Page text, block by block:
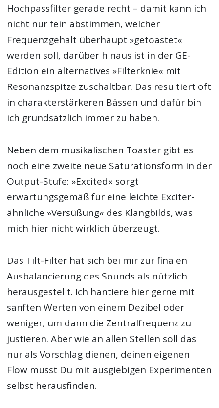
Hochpassfilter gerade recht – damit kann ich
nicht nur fein abstimmen, welcher
Frequenzgehalt überhaupt »getoastet«
werden soll, darüber hinaus ist in der GE-
Edition ein alternatives »Filterknie« mit
Resonanzspitze zuschaltbar. Das resultiert oft
in charakterstärkeren Bässen und dafür bin
ich grundsätzlich immer zu haben.
Neben dem musikalischen Toaster gibt es
noch eine zweite neue Saturationsform in der
Output-Stufe: »Excited« sorgt
erwartungsgemäß für eine leichte Exciter-
ähnliche »Versüßung« des Klangbilds, was
mich hier nicht wirklich überzeugt.
Das Tilt-Filter hat sich bei mir zur finalen
Ausbalancierung des Sounds als nützlich
herausgestellt. Ich hantiere hier gerne mit
sanften Werten von einem Dezibel oder
weniger, um dann die Zentralfrequenz zu
justieren. Aber wie an allen Stellen soll das
nur als Vorschlag dienen, deinen eigenen
Flow musst Du mit ausgiebigen Experimenten
selbst herausfinden.